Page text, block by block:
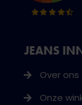
JEANS
Over ons
Onze